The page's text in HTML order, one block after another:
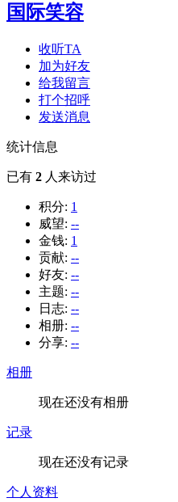
国际笑容
收听TA
加为好友
给我留言
打个招呼
发送消息
统计信息
已有 2 人来访过
积分: 1
威望: --
金钱: 1
贡献: --
好友: --
主题: --
日志: --
相册: --
分享: --
相册
现在还没有相册
记录
现在还没有记录
个人资料